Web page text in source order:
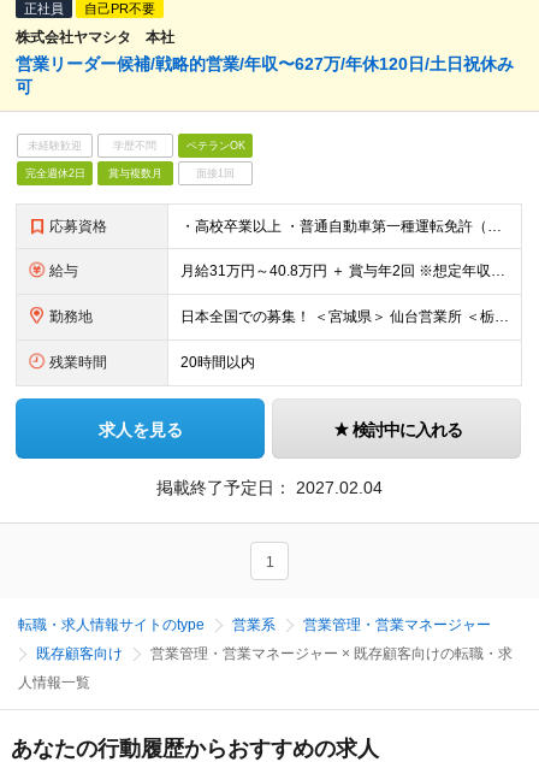
正社員 自己PR不要
株式会社ヤマシタ 本社
営業リーダー候補/戦略的営業/年収〜627万/年休120日/土日祝休み
可
未経験歓迎 学歴不問 ベテランOK
完全週休2日 賞与複数月 面接1回
応募資格 ・高校卒業以上 ・普通自動車第一種運転免許（AT限定可） ・営業経験5年以上（商材・業界不問） ・CRMツール等のデジタル活用や、営業の仕組み化・戦略立案の経験をお持ちの方
給与 月給31万円～40.8万円 ＋ 賞与年2回 ※想定年収：478万円～627万円 ※スキル・経験、前職給与等を考慮し決定します ※残業代は1分単位で全額支給（みなし残業なし） ※試用期間3ヵ月あり。期間
勤務地 日本全国での募集！ ＜宮城県＞ 仙台営業所 ＜栃木県＞ 足利営業所 宇都宮営業所 ＜群馬県＞ 群馬営業所 ＜埼玉県＞ 上尾営業所 川越営業所 ＜千葉県＞ 千葉稲毛営業所 ＜東京都＞
残業時間 20時間以内
求人を見る 検討中に入れる
掲載終了予定日： 2027.02.04
1
転職・求人情報サイトのtype 営業系
営業管理・営業マネージャー
既存顧客向け
営業管理・営業マネージャー × 既存顧客向けの転職・求
人情報一覧
あなたの行動履歴からおすすめの求人